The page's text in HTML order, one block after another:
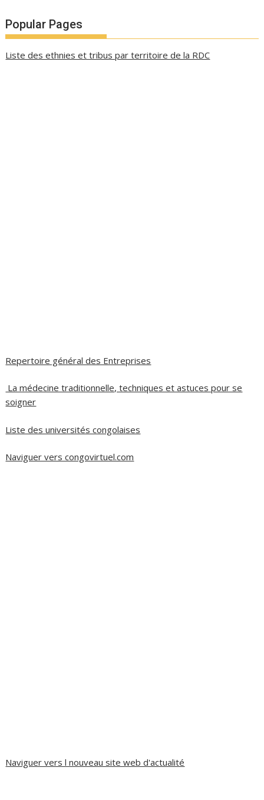
Popular Pages
Liste des ethnies et tribus par territoire de la RDC
Repertoire général des Entreprises
La médecine traditionnelle, techniques et astuces pour se
soigner
Liste des universités congolaises
Naviguer vers congovirtuel.com
Naviguer vers l nouveau site web d'actualité